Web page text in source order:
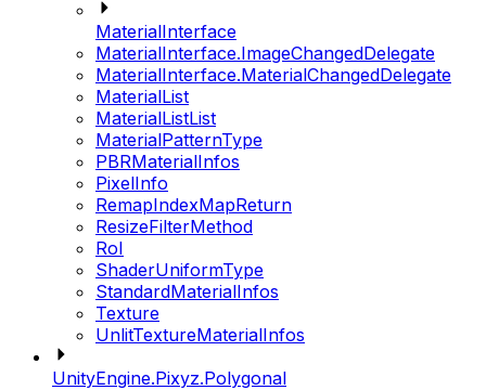
MaterialInterface
MaterialInterface.ImageChangedDelegate
MaterialInterface.MaterialChangedDelegate
MaterialList
MaterialListList
MaterialPatternType
PBRMaterialInfos
PixelInfo
RemapIndexMapReturn
ResizeFilterMethod
RoI
ShaderUniformType
StandardMaterialInfos
Texture
UnlitTextureMaterialInfos
UnityEngine.Pixyz.Polygonal